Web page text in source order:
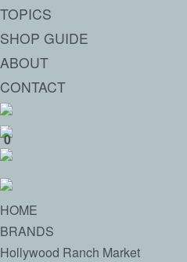
TOPICS
SHOP GUIDE
ABOUT
CONTACT
0
HOME
BRANDS
Hollywood Ranch Market